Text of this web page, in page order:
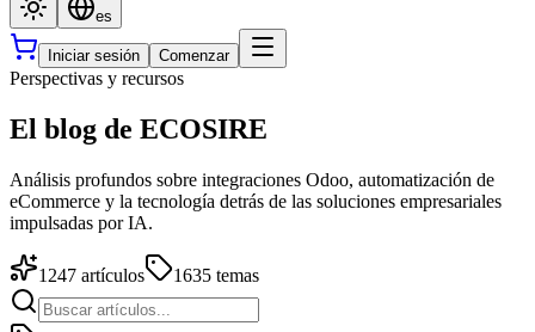
es
Iniciar sesión Comenzar
Perspectivas y recursos
El blog de ECOSIRE
Análisis profundos sobre integraciones Odoo, automatización de
eCommerce y la tecnología detrás de las soluciones empresariales
impulsadas por IA.
1247 artículos 1635 temas